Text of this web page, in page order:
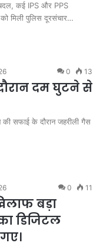
कई IPS और PPS
मिली पुलिस दूरसंचार…
0 13
दम घुटने से
सफाई के दौरान जहरीली गैस
0 11
बड़ा
डिजिटल